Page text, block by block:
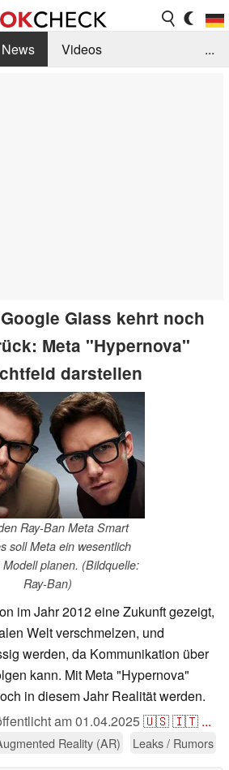
News
Videos
...
Glass kehrt noch
Meta "Hypernova"
darstellen
Ray-Ban Meta Smart
soll Meta ein wesentlich
planen. (Bildquelle:
Ray-Ban)
im Jahr 2012 eine Zukunft gezeigt,
Welt verschmelzen, und
werden, da Kommunikation über
kann. Mit Meta "Hypernova"
in diesem Jahr Realität werden.
am01.04.2025🇺🇸🇮🇹 ...
Reality (AR) Leaks / Rumors